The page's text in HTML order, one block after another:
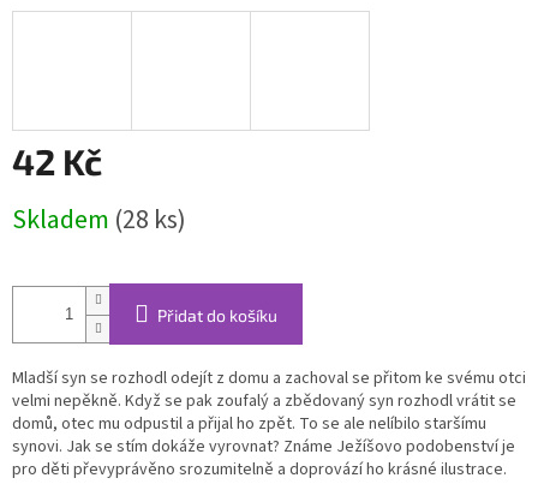
42 Kč
cena:
Skladem (28 ks)
Přidat do košíku
Mladší syn se rozhodl odejít z domu a zachoval se přitom ke svému otci
velmi nepěkně. Když se pak zoufalý a zbědovaný syn rozhodl vrátit se
domů, otec mu odpustil a přijal ho zpět. To se ale nelíbilo staršímu
synovi. Jak se stím dokáže vyrovnat? Známe Ježíšovo podobenství je
pro děti převyprávěno srozumitelně a doprovází ho krásné ilustrace.